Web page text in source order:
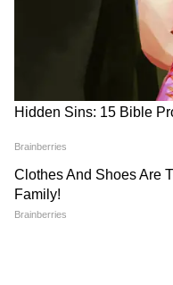
7 अगस्त सुबह की बड़ी
जाएगा पाकिस्तान,
नींद!